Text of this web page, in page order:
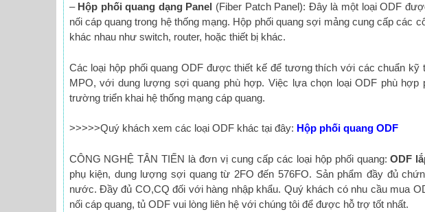
– Hộp phối quang dạng Panel (Fiber Patch Panel): Đây là một loại ODF
nối cáp quang trong hệ thống mạng. Hộp phối quang sợi mảng cung cấp các
khác nhau như switch, router, hoặc thiết bị khác.
Các loại hộp phối quang ODF được thiết kế để tương thích với các chuẩn kỹ
MPO, với dung lượng sợi quang phù hợp. Việc lựa chọn loại ODF phù
trường triển khai hệ thống mạng cáp quang.
>>>>>Quý khách xem các loại ODF khác tại đây: Hộp phối quang ODF
CÔNG NGHỆ TÂN TIẾN là đơn vị cung cấp các loại hộp phối quang:ODF
phụ kiện, dung lượng sợi quang từ 2FO đến 576FO. Sản phẩm đầy đủ
nước. Đầy đủ CO,CQ đối với hàng nhập khẩu. Quý khách có nhu cầu mua
nối cáp quang, tủ ODF vui lòng liên hệ với chúng tôi để được hỗ trợ tốt nhất.